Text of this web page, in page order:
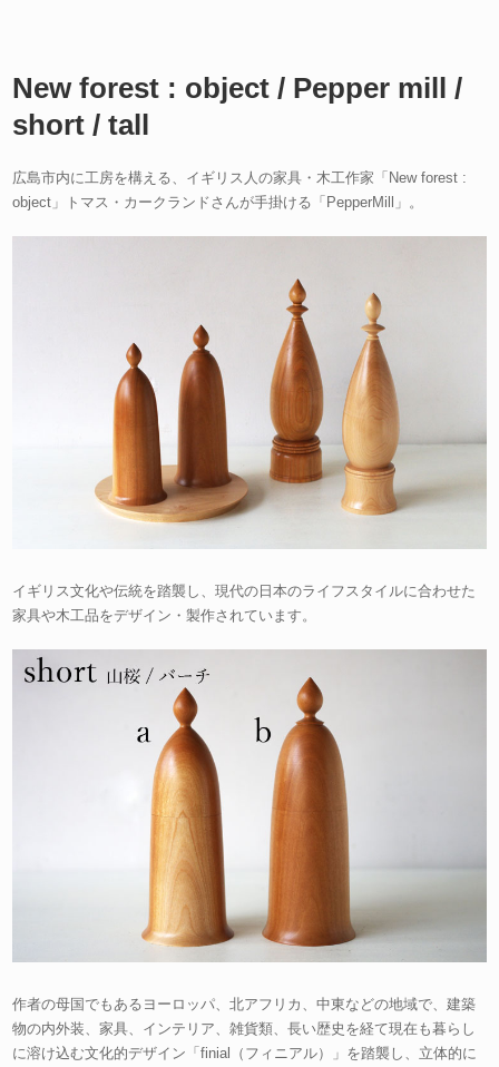
New forest : object / Pepper mill /
short / tall
広島市内に工房を構える、イギリス人の家具・木工作家「New forest :
object」トマス・カークランドさんが手掛ける「PepperMill」。
イギリス文化や伝統を踏襲し、現代の日本のライフスタイルに合わせた
家具や木工品をデザイン・製作されています。
作者の母国でもあるヨーロッパ、北アフリカ、中東などの地域で、建築
物の内外装、家具、インテリア、雑貨類、長い歴史を経て現在も暮らし
に溶け込む文化的デザイン「finial（フィニアル）」を踏襲し、立体的に